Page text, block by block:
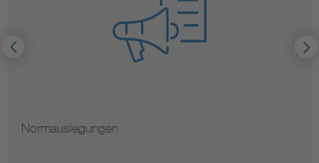
Normauslegungen